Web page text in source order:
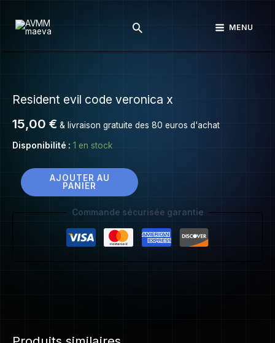
Rechercher MENU
Resident evil code veronica x
15,00 € & livraison gratuite des 80 euros d'achat
Disponibilité : 1 en stock
Resident
code
veronica
AJOUTER AU
PANIER
Commande sécurisée garantie
code